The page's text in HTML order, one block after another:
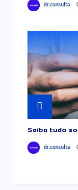
dr.consulta
Saiba tudo
dr.consulta